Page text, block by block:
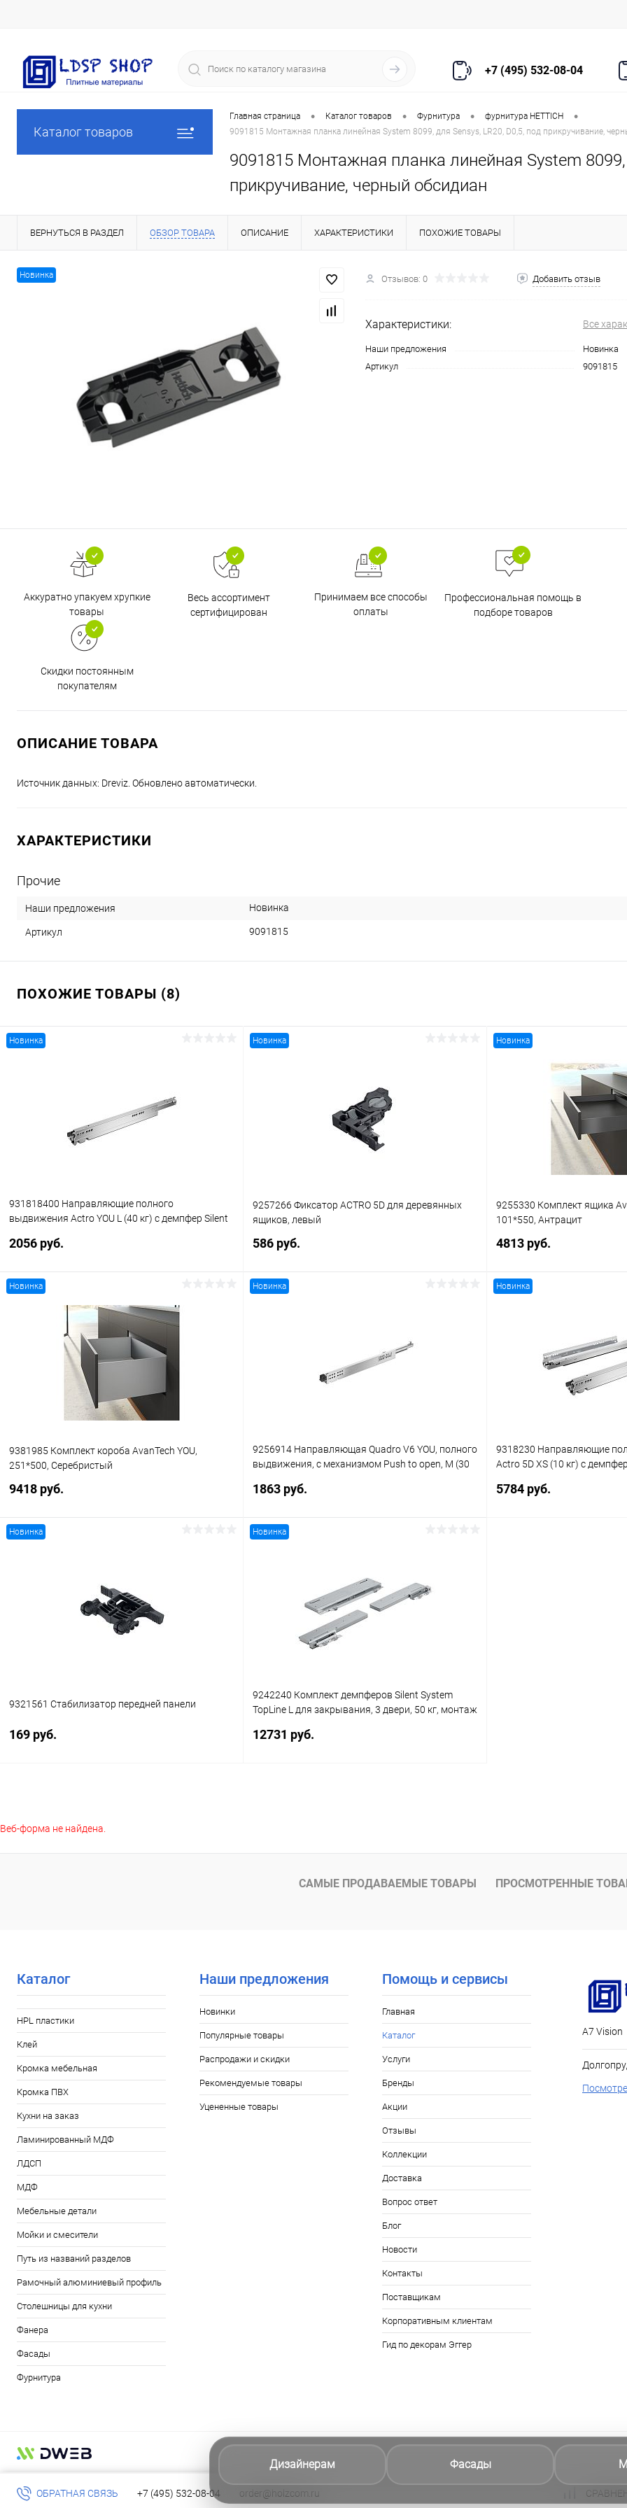
+7 (495) 532-08-04
Каталог товаров
Главная страница • Каталог товаров • Фурнитура • фурнитура HETTICH •
9091815 Монтажная планка линейная System 8099, для Sensys, LR20, D0,5, под прикручивание,
9091815 Монтажная планка линейная System 8099,
прикручивание, черный обсидиан
ВЕРНУТЬСЯ В РАЗДЕЛ ОБЗОР ТОВАРА ОПИСАНИЕ ХАРАКТЕРИСТИКИ ПОХОЖИЕ ТОВАРЫ
Новинка Отзывов: 0 Добавить отзыв
Характеристики: Все
Наши предложения
Новинка
Артикул
9091815
Аккуратно упакуем хрупкие
товары
Весь ассортимент
сертифицирован
Принимаем все способы
оплаты
Профессиональная помощь в
подборе товаров
Скидки постоянным
покупателям
ОПИСАНИЕ ТОВАРА
Источник данных: Dreviz. Обновлено автоматически.
ХАРАКТЕРИСТИКИ
Прочие
Наши предложения Новинка
Артикул 9091815
ПОХОЖИЕ ТОВАРЫ (8)
Новинка
931818400 Направляющие полного
выдвижения Actro YOU L (40 кг) с демпфер Silent
open silent, 600 мм, правый
2056 руб.
Купить в 1 клик К сравнению
В наличии
Новинка
9257266 Фиксатор ACTRO 5D для деревянных
ящиков, левый
586 руб.
В наличии
Новинка
9255330 Комплект ящика
101*550, Антрацит
4813 руб.
В избранное
Новинка
9381985 Комплект короба AvanTech YOU,
251*500, Серебристый
9418 руб.
В наличии
Новинка
9256914 Направляющая Quadro V6 YOU, полного
выдвижения, с механизмом Push to open, M (30
1863 руб.
К сравнению
В избранное В наличии
Новинка
9318230 Направляющие
Actro 5D XS (10 кг) с
250 мм, левая и правая
5784 руб.
Новинка
9321561 Стабилизатор передней панели
169 руб.
Купить в 1 клик
В избранное В наличии
Новинка
9242240 Комплект демпферов Silent System
TopLine L для закрывания, 3 двери, 50 кг, монтаж
12731 руб.
В избранное В наличии
Веб-форма не найдена.
САМЫЕ ПРОДАВАЕМЫЕ ТОВАРЫ ПРОСМОТРЕННЫЕ
Каталог
HPL пластики
Клей
Кромка мебельная
Кромка ПВХ
Кухни на заказ
Ламинированный МДФ
ЛДСП
МДФ
Мебельные детали
Мойки и смесители
Путь из названий разделов
Рамочный алюминиевый профиль
Столешницы для кухни
Фанера
Фасады
Фурнитура
Наши предложения
Новинки
Популярные товары
Распродажи и скидки
Рекомендуемые товары
Уцененные товары
Помощь и сервисы
Главная
Каталог
Услуги
Бренды
Акции
Отзывы
Коллекции
Доставка
Вопрос ответ
Блог
Новости
Контакты
Поставщикам
Корпоративным клиентам
Гид по декорам Эггер
А7 Vision
ОБРАТНАЯ СВЯЗЬ +7 (495) 532-08-04 order@holzcom.ru
Дизайнерам Фасады